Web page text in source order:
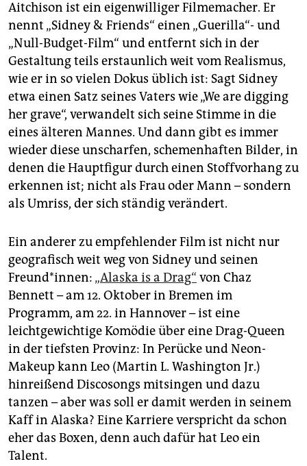
Aitchison ist ein eigenwilliger Filmemacher. Er
nennt „Sidney & Friends“ einen „Guerilla“- und
„Null-Budget-Film“ und entfernt sich in der
Gestaltung teils erstaunlich weit vom Realismus,
wie er in so vielen Dokus üblich ist: Sagt Sidney
etwa einen Satz seines Vaters wie „We are digging
her grave“, verwandelt sich seine Stimme in die
eines älteren Mannes. Und dann gibt es immer
wieder diese unscharfen, schemenhaften Bilder, in
denen die Hauptfigur durch einen Stoffvorhang zu
erkennen ist; nicht als Frau oder Mann – sondern
als Umriss, der sich ständig verändert.
Ein anderer zu empfehlender Film ist nicht nur
geografisch weit weg von Sidney und seinen
Freund*innen: „Alaska is a Drag“ von Chaz
Bennett – am 12. Oktober in Bremen im
Programm, am 22. in Hannover – ist eine
leichtgewichtige Komödie über eine Drag-Queen
in der tiefsten Provinz: In Perücke und Neon-
Makeup kann Leo (Martin L. Washington Jr.)
hinreißend Discosongs mitsingen und dazu
tanzen – aber was soll er damit werden in seinem
Kaff in Alaska? Eine Karriere verspricht da schon
eher das Boxen, denn auch dafür hat Leo ein
Talent.